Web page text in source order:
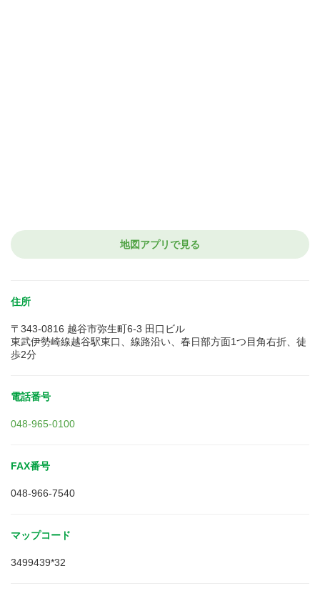
地図アプリで見る
住所
〒343-0816 越谷市弥生町6-3 田口ビル
東武伊勢崎線越谷駅東口、線路沿い、春日部方面1つ目角右折、徒
歩2分
電話番号
048-965-0100
FAX番号
048-966-7540
マップコード
3499439*32